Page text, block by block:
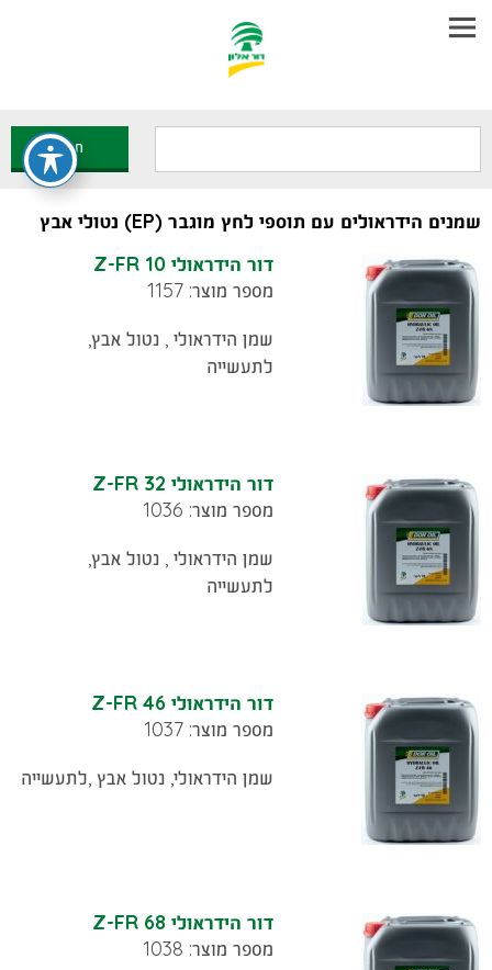
הראשי
חיפוש
חפש
שמנים הידראולים עם תוספי לחץ מוגבר (EP) נטולי אבץ
דור הידראולי Z-FR 10
מספר מוצר: 1157
שמן הידראולי , נטול אבץ,
לתעשייה
דור הידראולי Z-FR 32
מספר מוצר: 1036
שמן הידראולי , נטול אבץ,
לתעשייה
דור הידראולי Z-FR 46
מספר מוצר: 1037
שמן הידראולי, נטול אבץ ,לתעשייה
דור הידראולי Z-FR 68
מספר מוצר: 1038